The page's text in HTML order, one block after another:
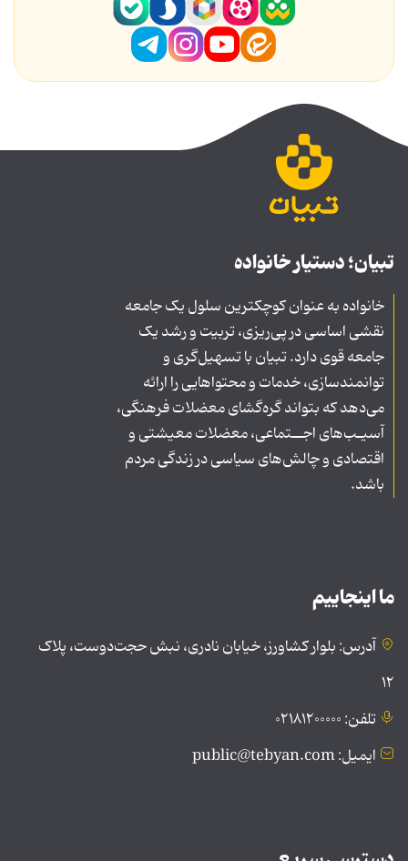
تبیان؛ دستیار خانواده
خانواده به عنوان کوچکترین سلول یک جامعه
نقشی اساسی در پی‌ریزی، تربیت و رشد یک
جامعه قوی دارد. تبیان با تسهیل‌گری و
توانمندسازی، خدمات و محتواهایی را ارائه
می‌دهد که بتواند گره‌گشای معضلات فرهنگی،
آسیـب‌های اجــتماعی، معضلات معیشتی و
اقتصادی و چالش‌های سیاسی در زندگی مردم
باشد.
ما اینجاییم
آدرس: بلوار کشاورز، خیابان نادری، نبش حجت‌دوست، پلاک
۱۲
تلفن: ۰۲۱۸۱۲۰۰۰۰۰
ایمیل: public@tebyan.com